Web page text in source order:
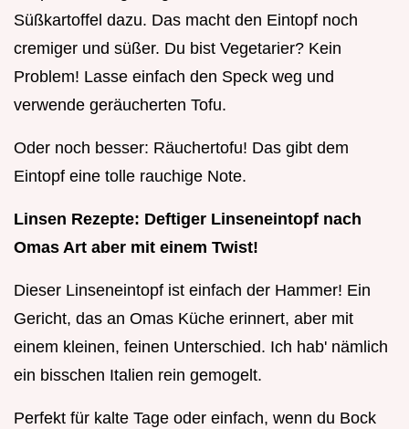
Süßkartoffel dazu. Das macht den Eintopf noch
cremiger und süßer. Du bist Vegetarier? Kein
Problem! Lasse einfach den Speck weg und
verwende geräucherten Tofu.
Oder noch besser: Räuchertofu! Das gibt dem
Eintopf eine tolle rauchige Note.
Linsen Rezepte: Deftiger Linseneintopf nach
Omas Art aber mit einem Twist!
Dieser Linseneintopf ist einfach der Hammer! Ein
Gericht, das an Omas Küche erinnert, aber mit
einem kleinen, feinen Unterschied. Ich hab' nämlich
ein bisschen Italien rein gemogelt.
Perfekt für kalte Tage oder einfach, wenn du Bock